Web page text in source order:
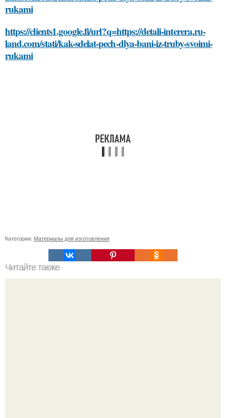
rukami
https://clients1.google.fi/url?q=https://detali-interera.ru-
land.com/stati/kak-sdelat-pech-dlya-bani-iz-truby-svoimi-
rukami
Категории: Материалы для изготовления
Читайте также